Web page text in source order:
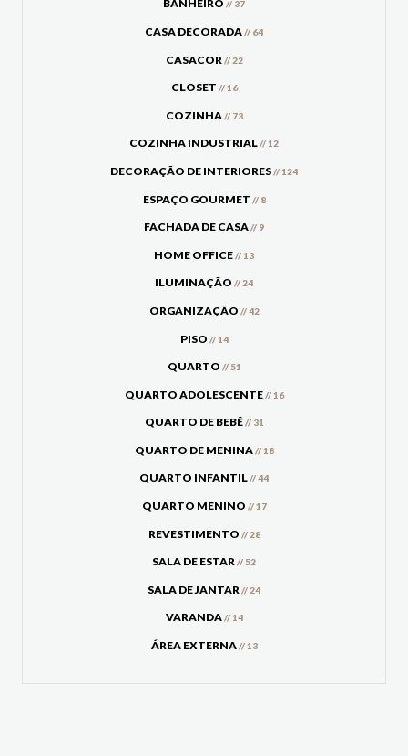
BANHEIRO // 37
CASA DECORADA// 64
CASACOR // 22
CLOSET // 16
COZINHA// 73
COZINHA INDUSTRIAL// 12
DECORAÇÃO DE INTERIORES// 124
ESPAÇO GOURMET // 8
FACHADA DE CASA// 9
HOME OFFICE// 13
ILUMINAÇÃO // 24
ORGANIZAÇÃO // 42
PISO // 14
QUARTO // 51
QUARTO ADOLESCENTE// 16
QUARTO DE BEBÊ// 31
QUARTO DE MENINA// 18
QUARTO INFANTIL// 44
QUARTO MENINO // 17
REVESTIMENTO // 28
SALA DE ESTAR// 52
SALA DE JANTAR // 24
VARANDA// 14
ÁREA EXTERNA// 13